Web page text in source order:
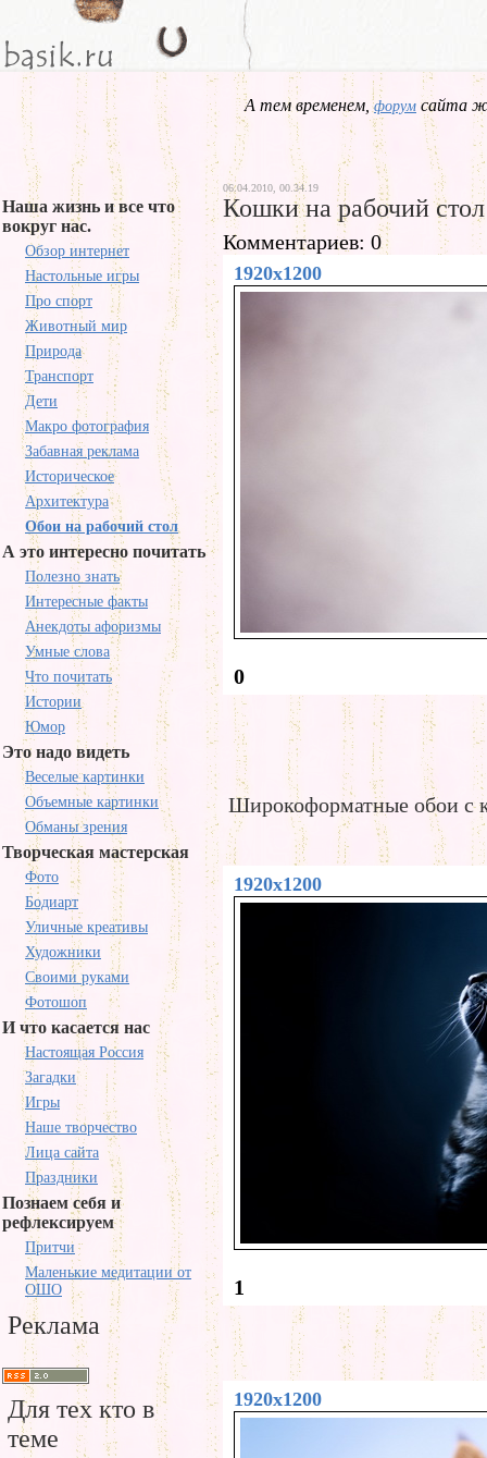
А тем временем,форум сайта
Наша жизнь и все что
вокруг нас.
Обзор интернет
Настольные игры
Про спорт
Животный мир
Природа
Транспорт
Дети
Макро фотография
Забавная реклама
Историческое
Архитектура
Обои на рабочий стол
А это интересно почитать
Полезно знать
Интересные факты
Анекдоты афоризмы
Умные слова
Что почитать
Истории
Юмор
Это надо видеть
Веселые картинки
Объемные картинки
Обманы зрения
Творческая мастерская
Фото
Бодиарт
Уличные креативы
Художники
Своими руками
Фотошоп
И что касается нас
Настоящая Россия
Загадки
Игры
Наше творчество
Лица сайта
Праздники
Познаем себя и
рефлексируем
Притчи
Маленькие медитации от
ОШО
Реклама
Для тех кто в
теме
06.04.2010, 00.34.19
Кошки на рабочий стол
Комментариев: 0
1920x1200
0
Широкоформатные обои с
1920x1200
1
1920x1200